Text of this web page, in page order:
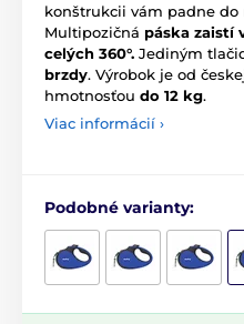
konštrukcii vám padne do
Multipozičná páska zaistí
celých 360°. Jediným
brzdy. Výrobok je od
hmotnosťou do 12 kg.
Viac informácií ›
Podobné varianty: